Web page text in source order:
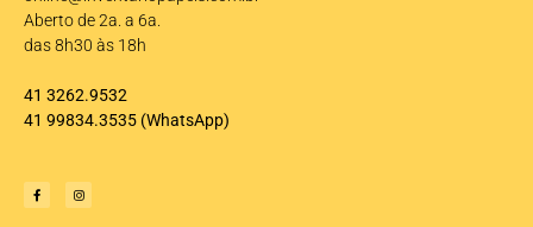
Aberto de 2a. a 6a.
das 8h30 às 18h
41 3262.9532
41 99834.3535 (WhatsApp)